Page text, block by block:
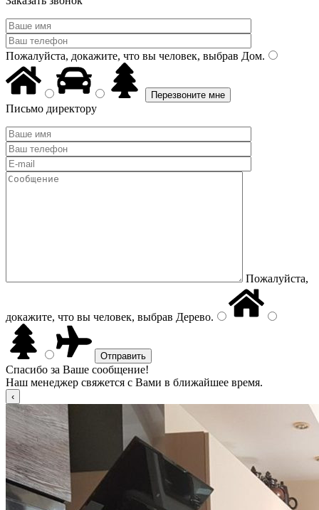
Пожалуйста, докажите, что вы человек, выбрав Дом.
Письмо директору
Пожалуйста,
докажите, что вы человек, выбрав Дерево.
Спасибо за Ваше сообщение!
Наш менеджер свяжется с Вами в ближайшее время.